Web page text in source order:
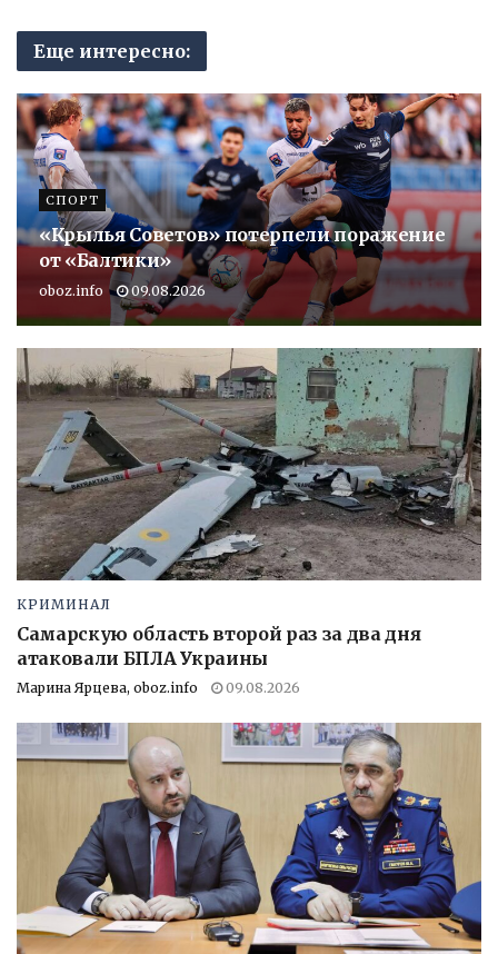
Еще интересно:
СПОРТ
«Крылья Советов» потерпели поражение
от «Балтики»
oboz.info 09.08.2026
КРИМИНАЛ
Самарскую область второй раз за два дня
атаковали БПЛА Украины
Марина Ярцева, oboz.info 09.08.2026